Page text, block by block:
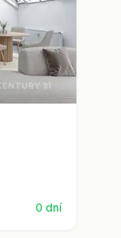
0 dní